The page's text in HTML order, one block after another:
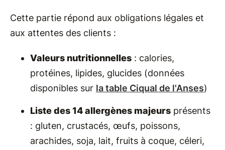
Cette partie répond aux obligations légales et
aux attentes des clients :
Valeurs nutritionnelles : calories,
protéines, lipides, glucides (données
disponibles sur la table Ciqual de l'Anses)
Liste des 14 allergènes majeurs présents
: gluten, crustacés, œufs, poissons,
arachides, soja, lait, fruits à coque, céleri,